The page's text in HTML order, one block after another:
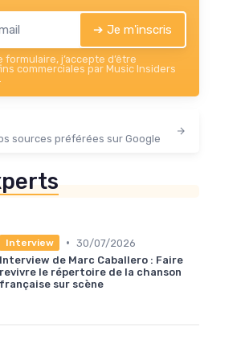
➔ Je m'inscris
formulaire, j’accepte d’être
commerciales par Music Insiders
sources préférées sur Google
Interview • 30/07/2026
Interview de Marc Caballero : Faire
revivre le répertoire de la chanson
française sur scène